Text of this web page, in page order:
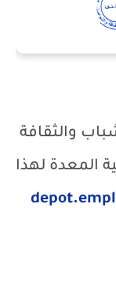
والثقافة
المعدة لهذا